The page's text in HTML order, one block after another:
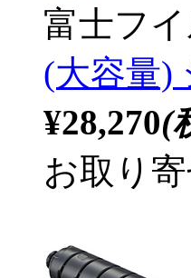
富士フ
(大容量)
¥28,270(
お取り